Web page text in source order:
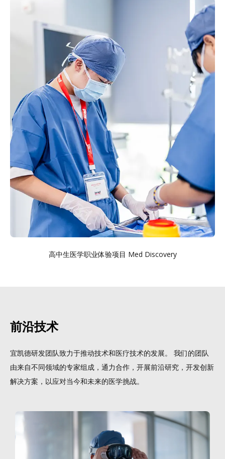
高中生医学职业体验项目 Med Discovery
前沿技术
宜凯德研发团队致力于推动技术和医疗技术的发展。 我们的团队
由来自不同领域的专家组成，通力合作，开展前沿研究，开发创新
解决方案，以应对当今和未来的医学挑战。